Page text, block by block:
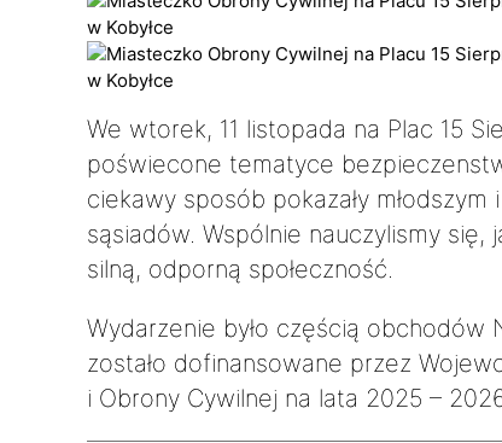
We wtorek, 11 listopada na Plac 15
poświecone tematyce
ciekawy sposób pokazały
sąsiadów. Wspólnie nauczylismy
silną, odporną społeczność.
Wydarzenie było częścią obchodów
zostało dofinansowane przez
i Obrony Cywilnej na lata 2025 –